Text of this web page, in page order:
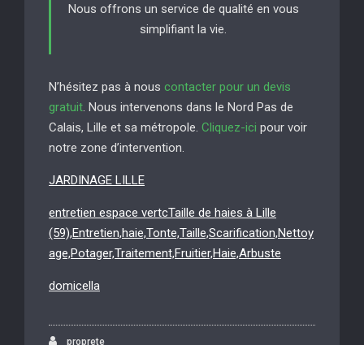
Nous offrons un service de qualité en vous
simplifiant la vie.
N’hésitez pas à nous contacter pour un devis
gratuit . Nous intervenons dans le Nord Pas de
Calais, Lille et sa métropole. Cliquez-ici pour voir
notre zone d’intervention.
JARDINAGE LILLE
entretien espace vertcTaille de haies à Lille
(59),Entretien,haie,Tonte,Taille,Scarification,Nettoy
age,Potager,Traitement,Fruitier,Haie,Arbuste
domicella
proprete